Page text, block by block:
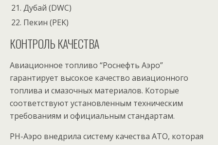
Дубай (DWC)
Пекин (PEK)
КОНТРОЛЬ КАЧЕСТВА
Авиационное топливо “Роснефть Аэро”
гарантирует высокое качество авиационного
топлива и смазочных материалов. Которые
соответствуют установленным техническим
требованиям и официальным стандартам.
РН-Аэро внедрила систему качества АТО, которая